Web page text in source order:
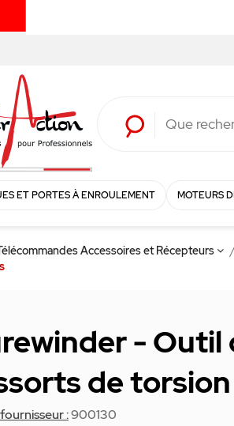
ET PORTES À ENROULEMENT MOTEURS
Accessoires et Récepteurs
- Outil
de
:900130